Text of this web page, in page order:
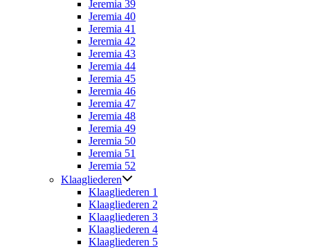
Jeremia 39
Jeremia 40
Jeremia 41
Jeremia 42
Jeremia 43
Jeremia 44
Jeremia 45
Jeremia 46
Jeremia 47
Jeremia 48
Jeremia 49
Jeremia 50
Jeremia 51
Jeremia 52
Klaagliederen
Klaagliederen 1
Klaagliederen 2
Klaagliederen 3
Klaagliederen 4
Klaagliederen 5